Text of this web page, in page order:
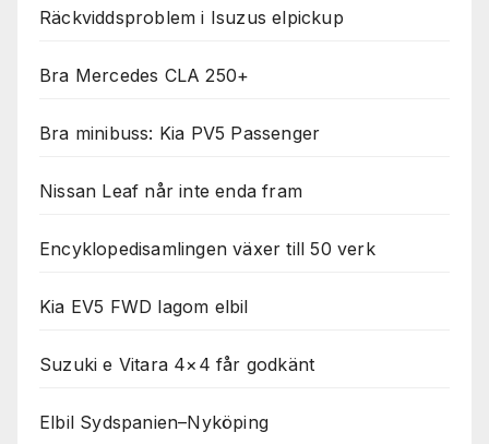
Räckviddsproblem i Isuzus elpickup
Bra Mercedes CLA 250+
Bra minibuss: Kia PV5 Passenger
Nissan Leaf når inte enda fram
Encyklopedisamlingen växer till 50 verk
Kia EV5 FWD lagom elbil
Suzuki e Vitara 4×4 får godkänt
Elbil Sydspanien–Nyköping